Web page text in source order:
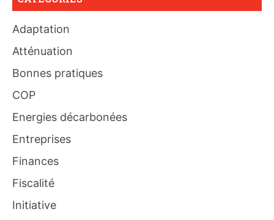
Adaptation
Atténuation
Bonnes pratiques
COP
Energies décarbonées
Entreprises
Finances
Fiscalité
Initiative